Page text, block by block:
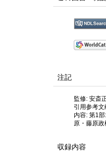
注記
監修: 安斎
引用参考
内容: 第1
原・藤原
収録内容